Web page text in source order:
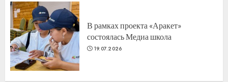
В рамках проекта «Аракет»
состоялась Медиа школа
19.07.2026